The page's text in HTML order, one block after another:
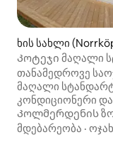
ხის სახლი
Კოტეჯი მაღალი
Kolmården
თანამედროვე
მაღალი
კონდიციონერი და
Კოლმერდენის
მხოლოდ 15 წუთის
მდებარეობა ·